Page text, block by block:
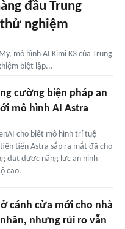
đầu Trung
nghiệm
mô hình AI Kimi K3 của Trung
biệt lập...
cường biện pháp an
mô hình AI Astra
cho biết mô hình trí tuệ
tiến Astra sắp ra mắt đã cho
đạt được năng lực an ninh
cao.
cánh cửa mới cho nhà
nhưng rủi ro vẫn